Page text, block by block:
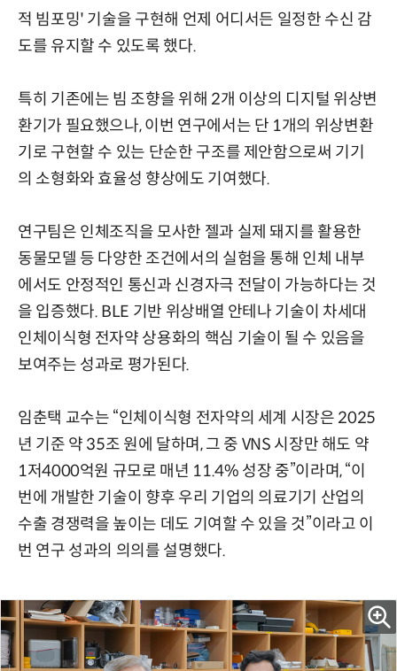
적 빔포밍' 기술을 구현해 언제 어디서든 일정한 수신 감
도를 유지할 수 있도록 했다.
특히 기존에는 빔 조향을 위해 2개 이상의 디지털 위상변
환기가 필요했으나, 이번 연구에서는 단 1개의 위상변환
기로 구현할 수 있는 단순한 구조를 제안함으로써 기기
의 소형화와 효율성 향상에도 기여했다.
연구팀은 인체조직을 모사한 젤과 실제 돼지를 활용한
동물모델 등 다양한 조건에서의 실험을 통해 인체 내부
에서도 안정적인 통신과 신경자극 전달이 가능하다는 것
을 입증했다. BLE 기반 위상배열 안테나 기술이 차세대
인체이식형 전자약 상용화의 핵심 기술이 될 수 있음을
보여주는 성과로 평가된다.
임춘택 교수는 “인체이식형 전자약의 세계 시장은 2025
년 기준 약 35조 원에 달하며, 그 중 VNS 시장만 해도 약
1저4000억원 규모로 매년 11.4% 성장 중”이라며, “이
번에 개발한 기술이 향후 우리 기업의 의료기기 산업의
수출 경쟁력을 높이는 데도 기여할 수 있을 것”이라고 이
번 연구 성과의 의의를 설명했다.